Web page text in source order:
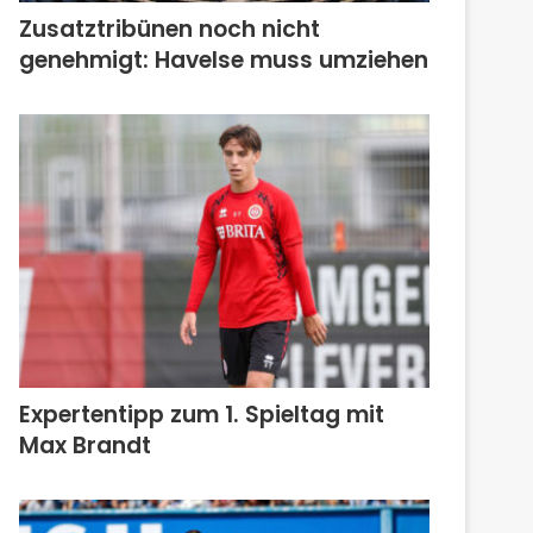
Zusatztribünen noch nicht
genehmigt: Havelse muss umziehen
Expertentipp zum 1. Spieltag mit
Max Brandt